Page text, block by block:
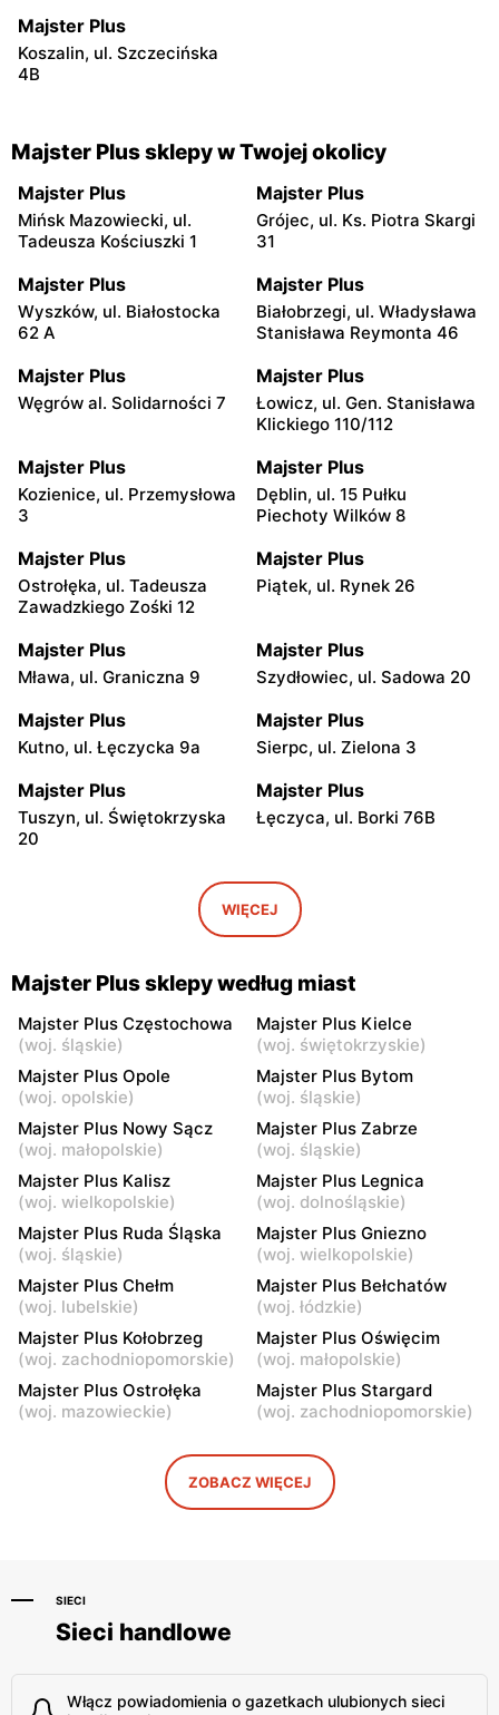
Majster Plus
Koszalin, ul. Szczecińska
4B
Majster Plus sklepy w Twojej okolicy
Majster Plus
Mińsk Mazowiecki, ul.
Tadeusza Kościuszki 1
Majster Plus
Grójec, ul. Ks. Piotra Skargi
31
Majster Plus
Wyszków, ul. Białostocka
62 A
Majster Plus
Białobrzegi, ul. Władysława
Stanisława Reymonta 46
Majster Plus
Węgrów al. Solidarności 7
Majster Plus
Łowicz, ul. Gen. Stanisława
Klickiego 110/112
Majster Plus
Kozienice, ul. Przemysłowa
3
Majster Plus
Dęblin, ul. 15 Pułku
Piechoty Wilków 8
Majster Plus
Ostrołęka, ul. Tadeusza
Zawadzkiego Zośki 12
Majster Plus
Piątek, ul. Rynek 26
Majster Plus
Mława, ul. Graniczna 9
Majster Plus
Szydłowiec, ul. Sadowa 20
Majster Plus
Kutno, ul. Łęczycka 9a
Majster Plus
Sierpc, ul. Zielona 3
Majster Plus
Tuszyn, ul. Świętokrzyska
20
Majster Plus
Łęczyca, ul. Borki 76B
Majster Plus
Poniatowa, ul. Kraczewicka
73
Majster Plus
Rypin, ul. Mławska 44K
Majster Plus
Kłodawa, ul. Łąkowa 1
Majster Plus
Poddębice, ul. Ogrodowa 2
Majster Plus
Bełchatów, ul. Józefa
Piłsudskiego 15
Majster Plus
Szczytno, ul. Żwirki i
Wigury 3
Majster Plus
Wieniec, ul. Parkowa 49
Majster Plus
Przedbórz, ul. Konecka 50
Majster Plus
Kielce, ul. Źródłowa 6/2
Majster Plus
36B
Majster Plus
Zamkowa 51
Majster Plus
Babiak, ul. Dębowa 1
Majster Plus
Golub-Dobrzyń, ul. Szosa
Lubawa, ul. Wyzwolenia 2F
Majster Plus
Radomsko, ul. Młodzowska
WIĘCEJ
Majster Plus sklepy według miast
Majster Plus Częstochowa
(woj. śląskie)
Majster Plus Kielce
(woj. świętokrzyskie)
Majster Plus Opole
(woj. opolskie)
Majster Plus Bytom
(woj. śląskie)
Majster Plus Nowy Sącz
(woj. małopolskie)
Majster Plus Zabrze
(woj. śląskie)
Majster Plus Kalisz
(woj. wielkopolskie)
Majster Plus Legnica
(woj. dolnośląskie)
Majster Plus Ruda Śląska
(woj. śląskie)
Majster Plus Gniezno
(woj. wielkopolskie)
Majster Plus Chełm
(woj. lubelskie)
Majster Plus Bełchatów
(woj. łódzkie)
Majster Plus Kołobrzeg
(woj. zachodniopomorskie)
Majster Plus Oświęcim
(woj. małopolskie)
Majster Plus Ostrołęka
(woj. mazowieckie)
Majster Plus Stargard
(woj. zachodniopomorskie)
ZOBACZ WIĘCEJ
SIECI
Sieci handlowe
Włącz powiadomienia o gazetkach ulubionych sieci